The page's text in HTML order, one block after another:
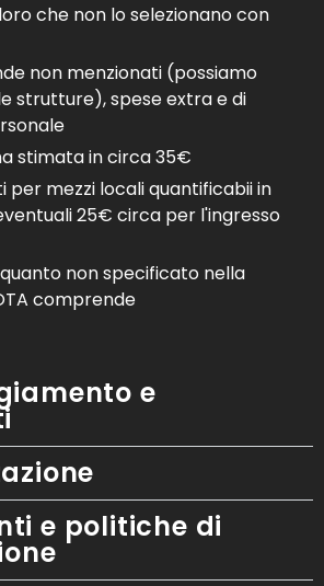
che non lo selezionano con
non menzionati (possiamo
strutture), spese extra e di
stimata in circa 35€
per mezzi locali quantificabii in
25€ circa per l'ingresso
non specificato nella
comprende
e
e politiche di